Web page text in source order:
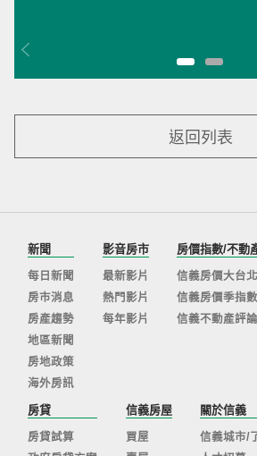
返回列表
新聞
每日新聞
房市消息
房產趨勢
地區新聞
房地政策
海外房訊
影音房市
最新影片
熱門影片
每年影片
房價指數/不動
信義房價大台
信義房價季指數
信義不動產評論
房貸
房貸試算
信義房屋
買屋
關於信義
信義城市/